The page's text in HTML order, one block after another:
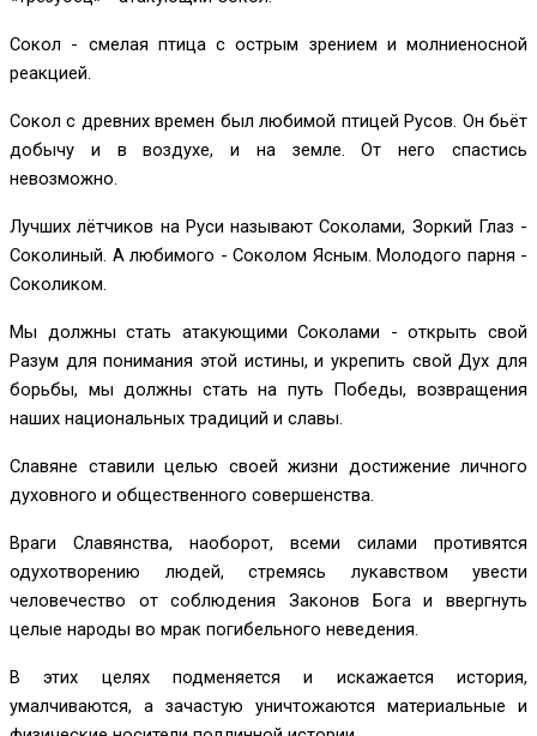
Сокол - смелая птица с острым зрением и молниеносной
реакцией.
Сокол с древних времен был любимой птицей Русов. Он бьёт
добычу и в воздухе, и на земле. От него спастись
невозможно.
Лучших лётчиков на Руси называют Соколами, Зоркий Глаз -
Соколиный. А любимого - Соколом Ясным. Молодого парня -
Соколиком.
Мы должны стать атакующими Соколами - открыть свой
Разум для понимания этой истины, и укрепить свой Дух для
борьбы, мы должны стать на путь Победы, возвращения
наших национальных традиций и славы.
Славяне ставили целью своей жизни достижение личного
духовного и общественного совершенства.
Враги Славянства, наоборот, всеми силами противятся
одухотворению людей, стремясь лукавством увести
человечество от соблюдения Законов Бога и ввергнуть
целые народы во мрак погибельного неведения.
В этих целях подменяется и искажается история,
умалчиваются, а зачастую уничтожаются материальные и